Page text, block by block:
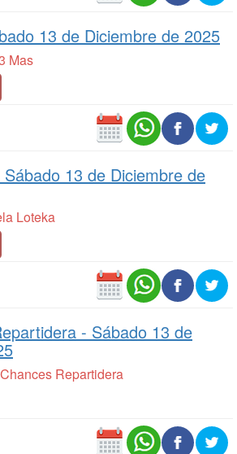
13 de Diciembre de 2025
Mas
Sábado 13 de Diciembre de
Loteka
- Sábado 13 de
Repartidera